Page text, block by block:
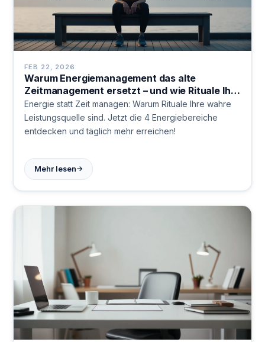
FEB 22, 2026
Warum Energiemanagement das alte
Zeitmanagement ersetzt – und wie Rituale Ihre
Leistung transformieren
Energie statt Zeit managen: Warum Rituale Ihre wahre
Leistungsquelle sind. Jetzt die 4 Energiebereiche
entdecken und täglich mehr erreichen!
Mehr lesen→